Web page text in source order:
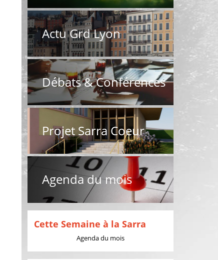
Actu Grd Lyon
Débats & Conférences
Projet Sarra Coeur
Agenda du mois
Cette Semaine à la Sarra
Agenda du mois